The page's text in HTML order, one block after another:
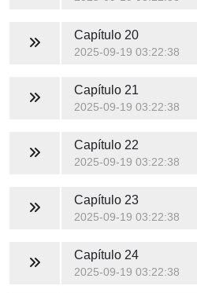
Capítulo 20
2025-09-19 03:22:38
Capítulo 21
2025-09-19 03:22:38
Capítulo 22
2025-09-19 03:22:38
Capítulo 23
2025-09-19 03:22:38
Capítulo 24
2025-09-19 03:22:38